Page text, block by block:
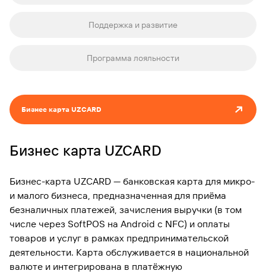
Поддержка и развитие
Программа лояльности
Бизнес карта UZCARD
Бизнес карта UZCARD
Бизнес-карта UZCARD — банковская карта для микро-
и малого бизнеса, предназначенная для приёма
безналичных платежей, зачисления выручки (в том
числе через SoftPOS на Android с NFC) и оплаты
товаров и услуг в рамках предпринимательской
деятельности. Карта обслуживается в национальной
валюте и интегрирована в платёжную